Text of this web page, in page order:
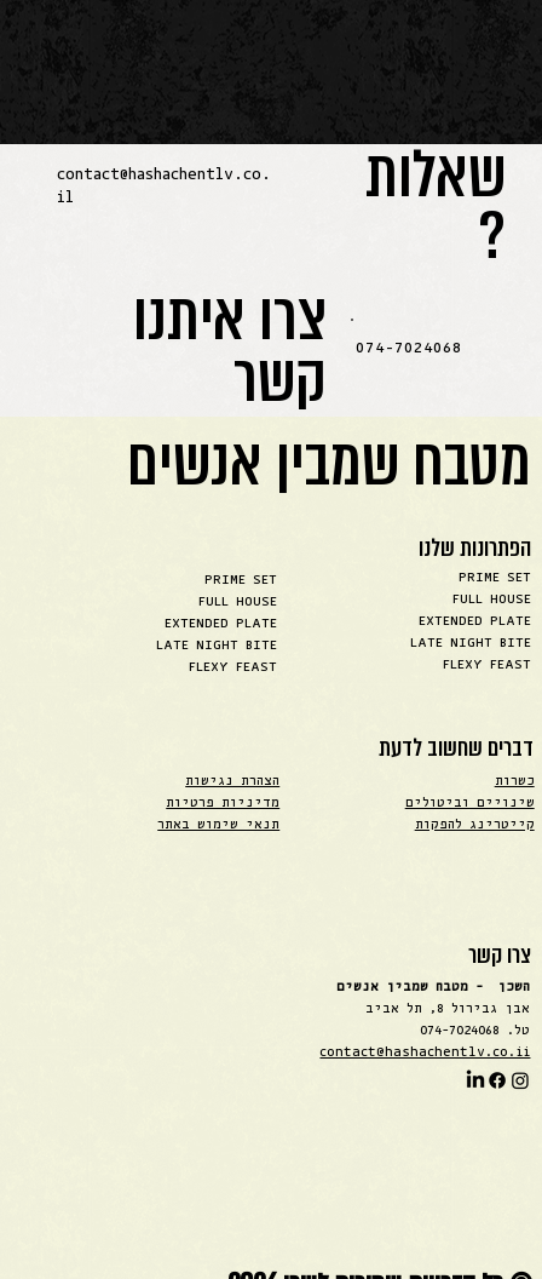
contact@hashachentlv.co.
il
שאלות
?
צרו איתנו
קשר 074-7024068
מטבח שמבין אנשים
הפתרונות שלנו
PRIME SET
FULL HOUSE
EXTENDED PLATE
LATE NIGHT BITE
FLEXY FEAST
PRIME SET
FULL HOUSE
EXTENDED PLATE
LATE NIGHT BITE
FLEXY FEAST
דברים שחשוב לדעת
כשרות
שינויים וביטולים
קייטרינג להפקות
הצהרת נגישות
מדיניות פרטיות
תנאי שימוש באתר
צרו קשר
השכן - מטבח שמבין אנשים
אבן גבירול 8, תל אביב
טל. 074-7024068
contact@hashachentlv.co.ii